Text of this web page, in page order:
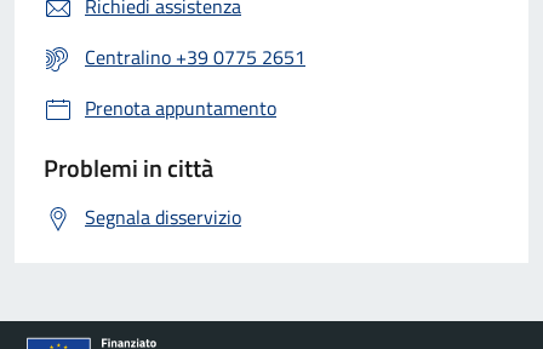
Richiedi assistenza
Centralino +39 0775 2651
Prenota appuntamento
Problemi in città
Segnala disservizio